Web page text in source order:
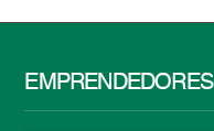
EMPRENDEDORES